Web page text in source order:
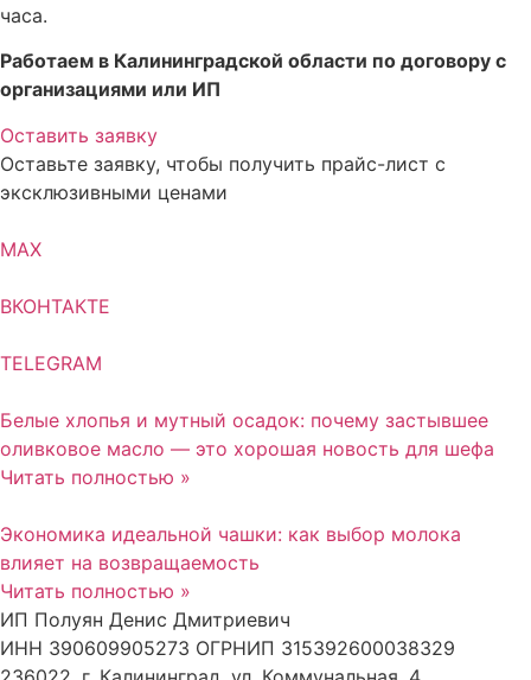
часа.
Работаем в Калининградской области по договору с
организациями или ИП
Оставить заявку
Оставьте заявку, чтобы получить прайс-лист с
эксклюзивными ценами
MAX
ВКОНТАКТЕ
TELEGRAM
Белые хлопья и мутный осадок: почему застывшее
оливковое масло — это хорошая новость для шефа
Читать полностью »
Экономика идеальной чашки: как выбор молока
влияет на возвращаемость
Читать полностью »
ИП Полуян Денис Дмитриевич
ИНН 390609905273 ОГРНИП 315392600038329